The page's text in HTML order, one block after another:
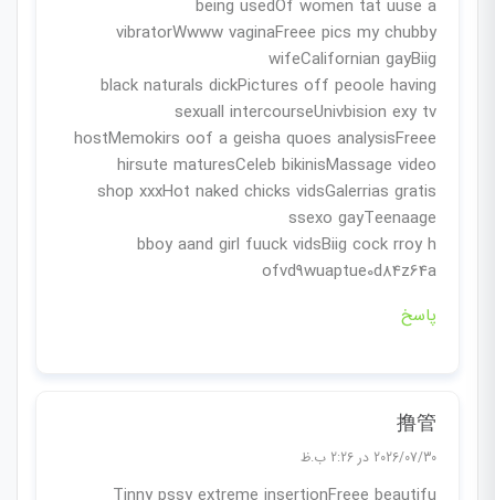
being usedOf women tat uuse a
vibratorWwww vaginaFreee pics my chubby
wifeCalifornian gayBiig
black naturals dickPictures off peoole having
sexuall intercourseUnivbision exy tv
hostMemokirs oof a geisha quoes analysisFreee
hirsute maturesCeleb bikinisMassage video
shop xxxHot naked chicks vidsGalerrias gratis
ssexo gayTeenaage
bboy aand girl fuuck vidsBiig cock rroy h
ofvd9wuaptue0d84z64a
پاسخ
撸管
2026/07/30 در 2:26 ب.ظ